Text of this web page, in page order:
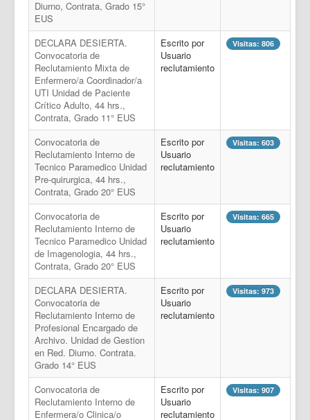
Diurno, Contrata, Grado 15°
EUS
DECLARA DESIERTA.
Convocatoria de
Reclutamiento Mixta de
Enfermero/a Coordinador/a
UTI Unidad de Paciente
Crítico Adulto, 44 hrs.,
Contrata, Grado 11° EUS
Escrito por
Usuario
reclutamiento
Visitas: 806
Convocatoria de
Reclutamiento Interno de
Tecnico Paramedico Unidad
Pre-quirurgica, 44 hrs.,
Contrata, Grado 20° EUS
Escrito por
Usuario
reclutamiento
Visitas: 603
Convocatoria de
Reclutamiento Interno de
Tecnico Paramedico Unidad
de Imagenologia, 44 hrs.,
Contrata, Grado 20° EUS
Escrito por
Usuario
reclutamiento
Visitas: 665
DECLARA DESIERTA.
Convocatoria de
Reclutamiento Interno de
Profesional Encargado de
Archivo. Unidad de Gestion
en Red. Diurno. Contrata.
Grado 14° EUS
Escrito por
Usuario
reclutamiento
Visitas: 973
Convocatoria de
Reclutamiento Interno de
Enfermera/o Clinica/o
Escrito por
Usuario
reclutamiento
Visitas: 907